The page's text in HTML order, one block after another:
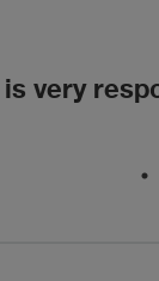
very